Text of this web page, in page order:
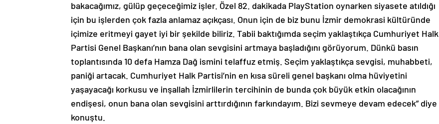
bakacağımız, gülüp geçeceğimiz işler. Özel 82. dakikada PlayStation oynarken siyasete atıldığı
için bu işlerden çok fazla anlamaz açıkçası. Onun için de biz bunu İzmir demokrasi kültüründe
içimize eritmeyi gayet iyi bir şekilde biliriz. Tabii baktığımda seçim yaklaştıkça Cumhuriyet Halk
Partisi Genel Başkanı’nın bana olan sevgisini artmaya başladığını görüyorum. Dünkü basın
toplantısında 10 defa Hamza Dağ ismini telaffuz etmiş. Seçim yaklaştıkça sevgisi, muhabbeti,
paniği artacak. Cumhuriyet Halk Partisi’nin en kısa süreli genel başkanı olma hüviyetini
yaşayacağı korkusu ve inşallah İzmirlilerin tercihinin de bunda çok büyük etkin olacağının
endişesi, onun bana olan sevgisini arttırdığının farkındayım. Bizi sevmeye devam edecek” diye
konuştu.